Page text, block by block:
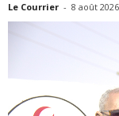
Le Courrier - 8 août 2026